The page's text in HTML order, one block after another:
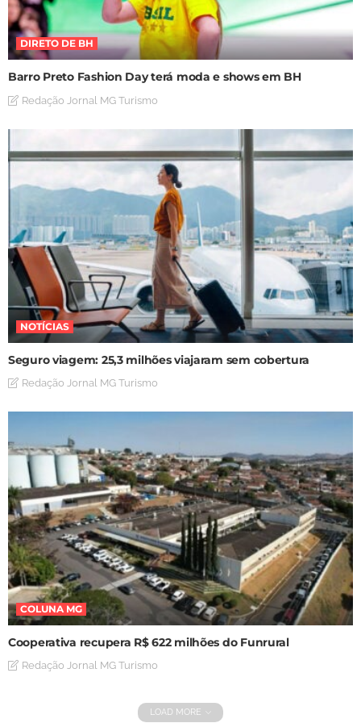
DIRETO DE BH
Barro Preto Fashion Day terá moda e shows em BH
Redação Jornal MG Turismo
NOTÍCIAS
Seguro viagem: 25,3 milhões viajaram sem cobertura
Redação Jornal MG Turismo
COLUNA MG
Cooperativa recupera R$ 622 milhões do Funrural
Redação Jornal MG Turismo
LOAD MORE